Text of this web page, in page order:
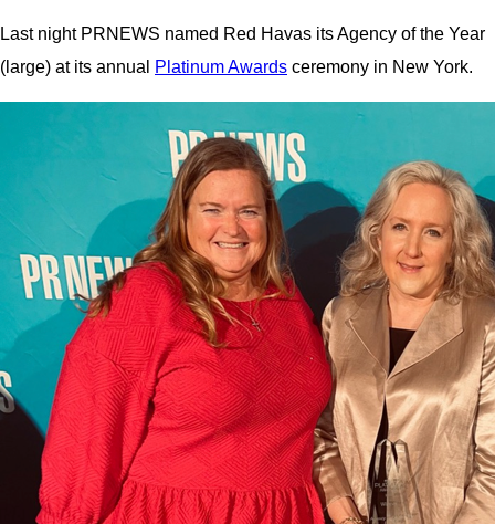
Last night PRNEWS named Red Havas its Agency of the Year
(large) at its annual
Platinum Awards ceremony in New York.